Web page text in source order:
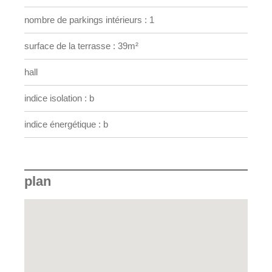
nombre de parkings intérieurs : 1
surface de la terrasse : 39m²
hall
indice isolation : b
indice énergétique : b
plan